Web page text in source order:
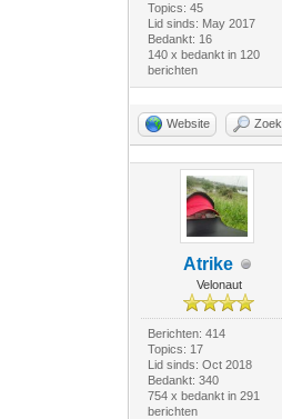
Topics: 45
Lid sinds: May 2017
Bedankt: 16
140 x bedankt in 120
berichten
Website Zoek
Atrike
Velonaut
Berichten: 414
Topics: 17
Lid sinds: Oct 2018
Bedankt: 340
754 x bedankt in 291
berichten